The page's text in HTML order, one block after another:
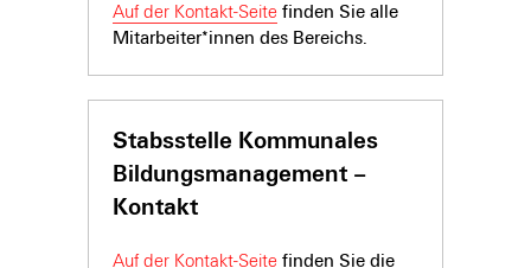
Auf der Kontakt-Seite finden Sie alle
Mitarbeiter*innen des Bereichs.
Stabsstelle Kommunales
Bildungsmanagement –
Kontakt
Auf der Kontakt-Seite finden Sie die